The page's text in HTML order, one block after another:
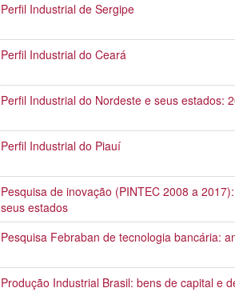
Perfil Industrial de Sergipe
Perfil Industrial do Ceará
Perfil Industrial do Nordeste e seus estados:
Perfil Industrial do Piauí
Pesquisa de inovação (PINTEC 2008 a
seus estados
Pesquisa Febraban de tecnologia bancária:
Produção Industrial Brasil: bens de capital e